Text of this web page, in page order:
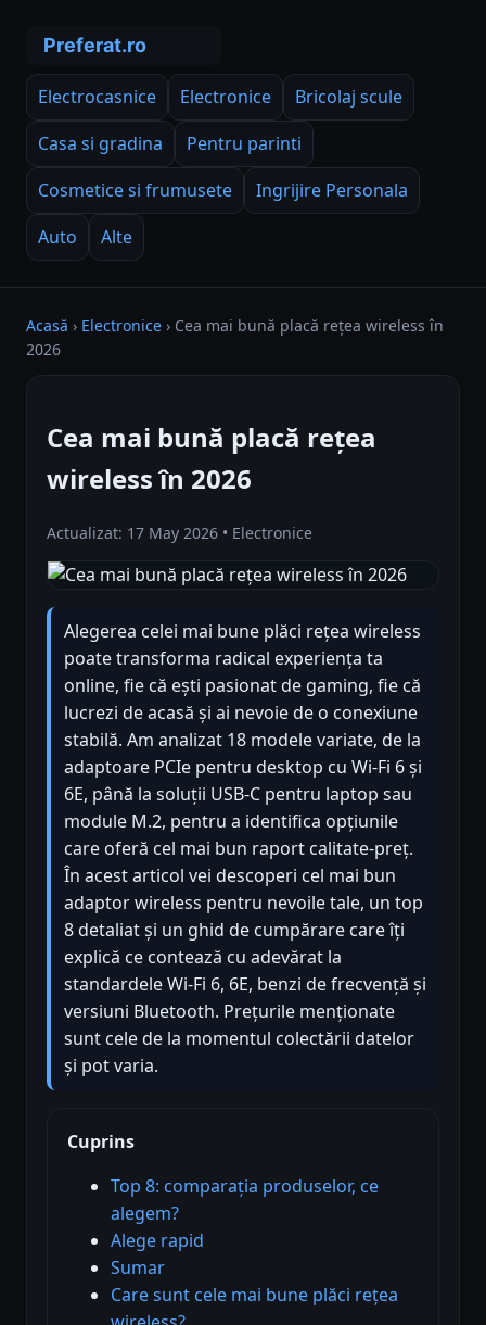
Electrocasnice Electronice
Bricolaj scule
Casa si gradina
Pentru parinti
Cosmetice si frumusete
Ingrijire Personala
Auto
Alte
Acasă › Electronice › Cea mai bună placă rețea wireless în
2026
Cea mai bună placă rețea
wireless în 2026
Actualizat: 17 May 2026 • Electronice
Alegerea celei mai bune plăci rețea wireless
poate transforma radical experiența ta
online, fie că ești pasionat de gaming, fie că
lucrezi de acasă și ai nevoie de o conexiune
stabilă. Am analizat 18 modele variate, de la
adaptoare PCIe pentru desktop cu Wi-Fi 6 și
6E, până la soluții USB-C pentru laptop sau
module M.2, pentru a identifica opțiunile
care oferă cel mai bun raport calitate-preț.
În acest articol vei descoperi cel mai bun
adaptor wireless pentru nevoile tale, un top
8 detaliat și un ghid de cumpărare care îți
explică ce contează cu adevărat la
standardele Wi-Fi 6, 6E, benzi de frecvență și
versiuni Bluetooth. Prețurile menționate
sunt cele de la momentul colectării datelor
și pot varia.
Cuprins
Top 8: comparația produselor, ce
alegem?
Alege rapid
Sumar
Care sunt cele mai bune plăci rețea